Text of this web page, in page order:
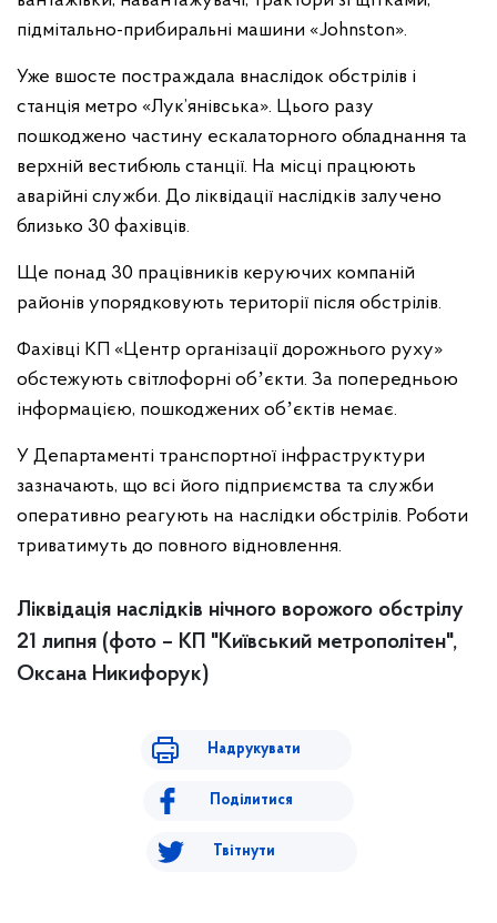
підмітально-прибиральні машини «Johnston».
Уже вшосте постраждала внаслідок обстрілів і
станція метро «Лук’янівська». Цього разу
пошкоджено частину ескалаторного обладнання та
верхній вестибюль станції. На місці працюють
аварійні служби. До ліквідації наслідків залучено
близько 30 фахівців.
Ще понад 30 працівників керуючих компаній
районів упорядковують території після обстрілів.
Фахівці КП «Центр організації дорожнього руху»
обстежують світлофорні обʼєкти. За попередньою
інформацією, пошкоджених обʼєктів немає.
У Департаменті транспортної інфраструктури
зазначають, що всі його підприємства та служби
оперативно реагують на наслідки обстрілів. Роботи
триватимуть до повного відновлення.
Ліквідація наслідків нічного ворожого обстрілу
21 липня (фото – КП "Київський метрополітен",
Оксана Никифорук)
Надрукувати
Поділитися
Твітнути